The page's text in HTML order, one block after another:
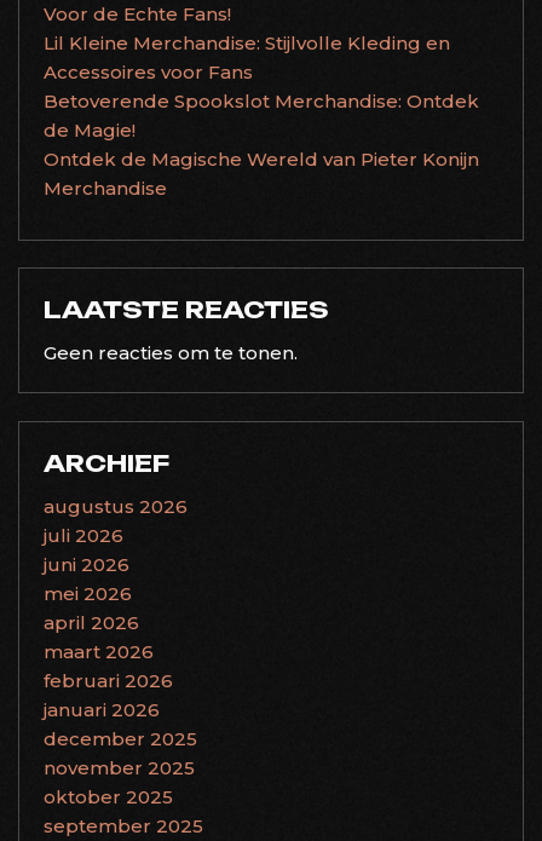
Voor de Echte Fans!
Lil Kleine Merchandise: Stijlvolle Kleding en
Accessoires voor Fans
Betoverende Spookslot Merchandise: Ontdek
de Magie!
Ontdek de Magische Wereld van Pieter Konijn
Merchandise
LAATSTE REACTIES
Geen reacties om te tonen.
ARCHIEF
augustus 2026
juli 2026
juni 2026
mei 2026
april 2026
maart 2026
februari 2026
januari 2026
december 2025
november 2025
oktober 2025
september 2025